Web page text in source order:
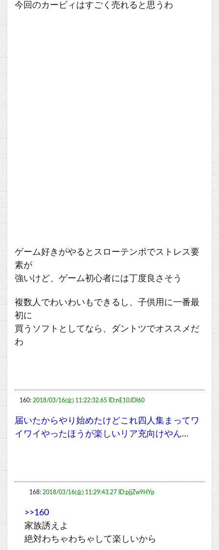
今回のカービィはすごく売れると思うわ
ゲーム好きがやるとスローテンポでストレス要
素が
強いけど、ゲーム初心者には丁度良さそう
複数人でわいわいもできるし、子供用に一番最
初に
買うソフトとしてなら、ダントツでオススメだ
わ
160: 2018/03/16(金) 11:22:32.65 ID:nE10JDl60
届いたからやり始めたけどこれ四人集まってワ
イワイやったほうが楽しいリア充向けやん…
168: 2018/03/16(金) 11:29:43.27 ID:pjjZw9HYp
>>160
家族誘えよ
絶対わちゃわちゃして楽しいから